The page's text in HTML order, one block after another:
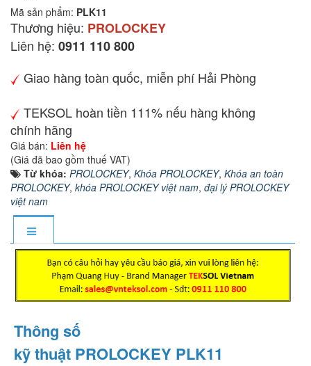
Mã sản phẩm: PLK11
Thương hiệu: PROLOCKEY
Liên hệ: 0911 110 800
Giao hàng toàn quốc, miễn phí Hải Phòng
TEKSOL hoàn tiền 111% nếu hàng không
chính hãng
Giá bán: Liên hệ
(Giá đã bao gồm thuế VAT)
Từ khóa: PROLOCKEY, Khóa PROLOCKEY, Khóa an toàn
PROLOCKEY, khóa PROLOCKEY việt nam, đại lý PROLOCKEY
việt nam
Thông số
kỹ thuật PROLOCKEY PLK11